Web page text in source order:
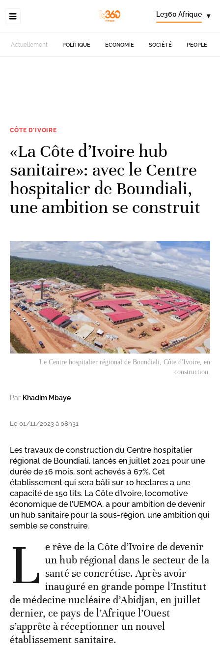
Le360 Afrique ▾
Actuellement POLITIQUE ECONOMIE SOCIÉTÉ PEOPLE
CÔTE D’IVOIRE
«La Côte d’Ivoire hub
sanitaire»: avec le Centre
hospitalier de Boundiali,
une ambition se construit
Le Centre hospitalier régional de Boundiali, Côte d'Ivoire, en
construction.
Par Khadim Mbaye
Le 01/11/2023 à 08h31
Les travaux de construction du Centre hospitalier
régional de Boundiali, lancés en juillet 2021 pour une
durée de 16 mois, sont achevés à 67%. Cet
établissement qui sera bâti sur 10 hectares a une
capacité de 150 lits. La Côte d’Ivoire, locomotive
économique de l’UEMOA, a pour ambition de devenir
un hub sanitaire pour la sous-région, une ambition qui
semble se construire.
L e rêve de la Côte d’Ivoire de devenir
un hub régional dans le secteur de la
santé se concrétise. Après avoir
inauguré en grande pompe l’Institut
de médecine nucléaire d’Abidjan, en juillet
dernier, ce pays de l’Afrique l’Ouest
s’apprête à réceptionner un nouvel
établissement sanitaire.